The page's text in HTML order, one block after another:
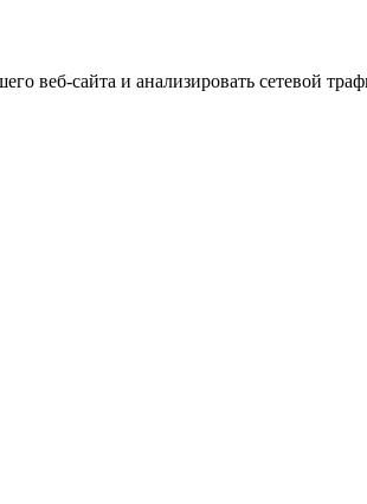
веб-сайта и анализировать сетевой